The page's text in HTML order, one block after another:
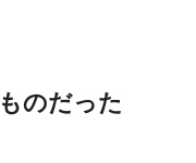
のだった